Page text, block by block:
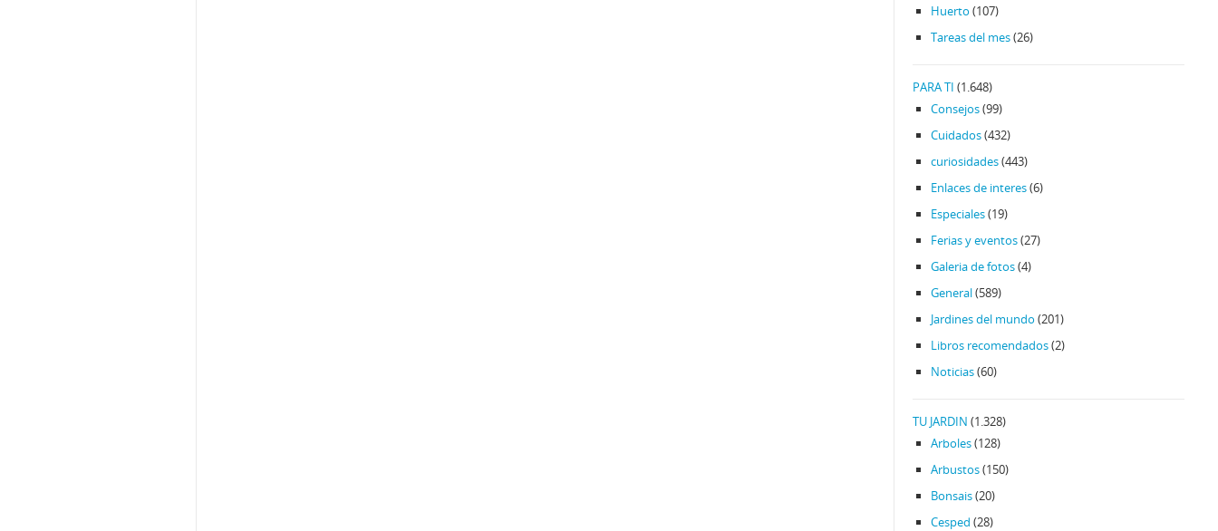
Huerto (107)
Tareas del mes(26)
PARA TI (1.648)
Consejos(99)
Cuidados(432)
curiosidades(443)
Enlaces de interes(6)
Especiales(19)
Ferias y eventos(27)
Galeria de fotos(4)
General(589)
Jardines del mundo (201)
Libros recomendados(2)
Noticias(60)
TU JARDIN (1.328)
Arboles(128)
Arbustos(150)
Bonsais(20)
Cesped (28)